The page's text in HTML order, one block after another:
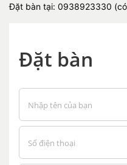
Đặt bàn tại: 0938923330